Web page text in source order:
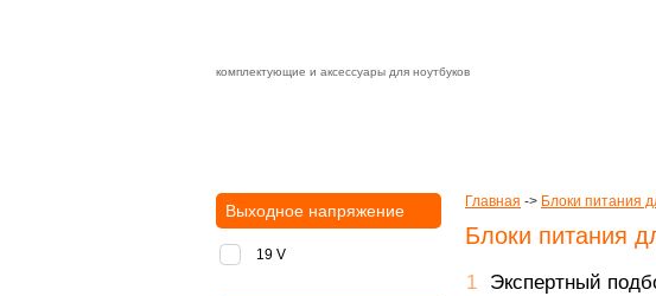
комплектующие и аксессуары для ноутбуков
Главная -> Блоки питания
Блоки питания
Экспертный
Выходное напряжение
19 V